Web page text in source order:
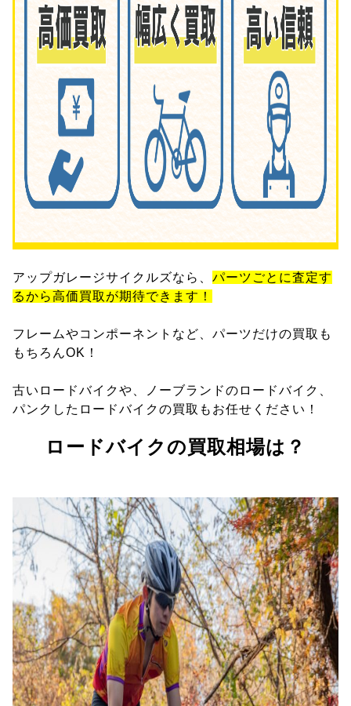
アップガレージサイクルズなら、 パーツごとに査定す
るから高価買取が期待できます！
フレームやコンポーネントなど、パーツだけの買取も
もちろんOK！
古いロードバイクや、ノーブランドのロードバイク、
パンクしたロードバイクの買取もお任せください！
ロードバイクの買取相場は？